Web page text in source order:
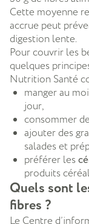
Cette moyenne
accrue peut
digestion lente.
Pour couvrir les
quelques
Nutrition Santé
manger au
jour,
consommer
ajouter des
salades et
préférer les
produits
Quels sont
fibres ?
Le Centre